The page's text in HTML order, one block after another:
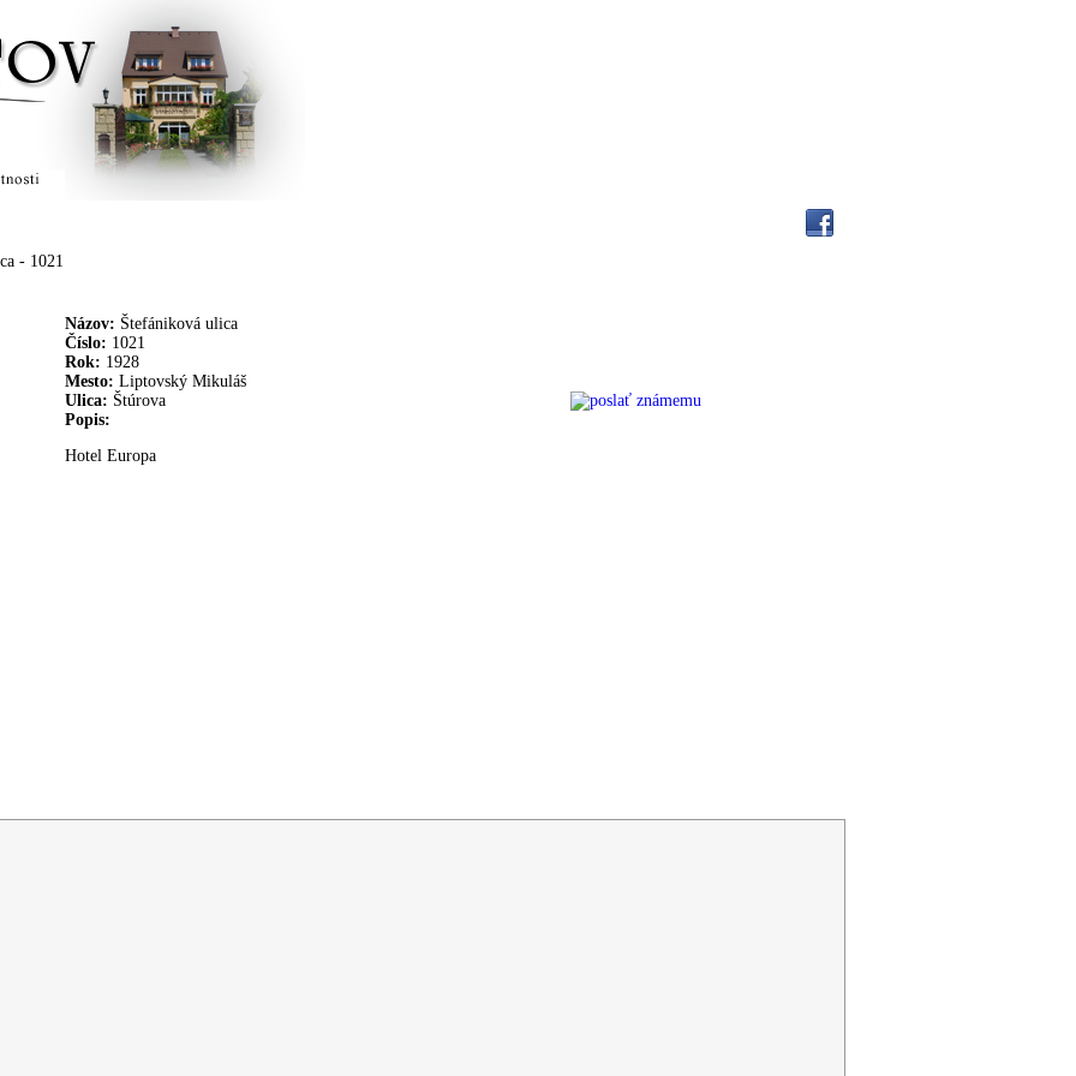
- 1021
Názov: Štefániková ulica
Číslo: 1021
Rok: 1928
Mesto: Liptovský Mikuláš
Ulica: Štúrova
Popis:
Hotel Europa